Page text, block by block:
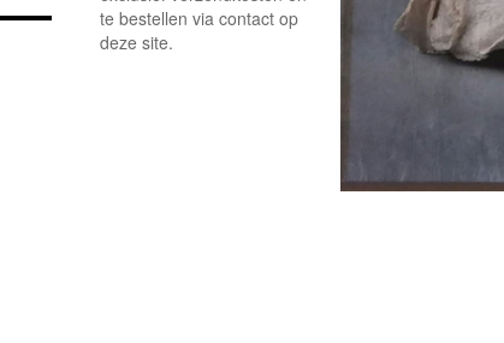
te bestellen via contact op
deze site.